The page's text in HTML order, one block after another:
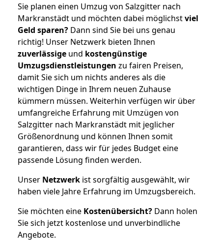
Sie planen einen Umzug von Salzgitter nach
Markranstädt und möchten dabei möglichstviel
Geld sparen? Dann sind Sie bei uns genau
richtig! Unser Netzwerk bieten Ihnen
zuverlässige und kostengünstige
Umzugsdienstleistungen zu fairen Preisen,
damit Sie sich um nichts anderes als die
wichtigen Dinge in Ihrem neuen Zuhause
kümmern müssen. Weiterhin verfügen wir über
umfangreiche Erfahrung mit Umzügen von
Salzgitter nach Markranstädt mit jeglicher
Größenordnung und können Ihnen somit
garantieren, dass wir für jedes Budget eine
passende Lösung finden werden.
Unser Netzwerk ist sorgfältig ausgewählt, wir
haben viele Jahre Erfahrung im Umzugsbereich.
Sie möchten eine Kostenübersicht? Dann holen
Sie sich jetzt kostenlose und unverbindliche
Angebote.